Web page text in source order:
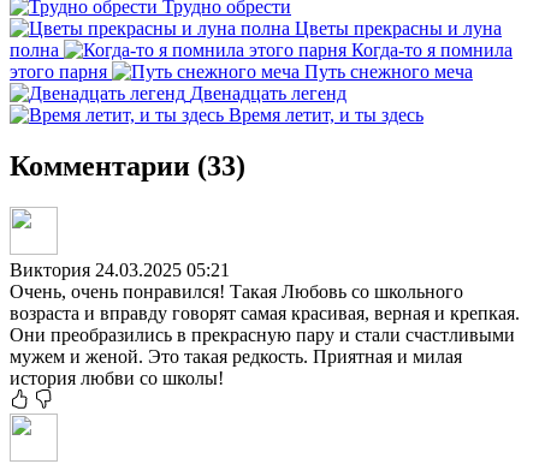
Трудно обрести
Цветы прекрасны и луна
полна
Когда-то я помнила
этого парня
Путь снежного меча
Двенадцать легенд
Время летит, и ты здесь
Комментарии (33)
Виктория 24.03.2025 05:21
Очень, очень понравился! Такая Любовь со школьного
возраста и вправду говорят самая красивая, верная и крепкая.
Они преобразились в прекрасную пару и стали счастливыми
мужем и женой. Это такая редкость. Приятная и милая
история любви со школы!